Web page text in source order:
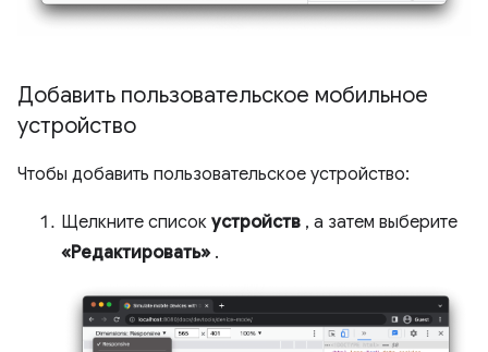
Добавить пользовательское мобильное
устройство
Чтобы добавить пользовательское устройство:
Щелкните список устройств , а затем выберите
«Редактировать» .